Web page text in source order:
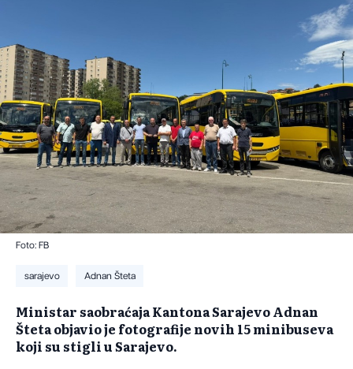
Foto: FB
sarajevo Adnan Šteta
Ministar saobraćaja Kantona Sarajevo Adnan
Šteta objavio je fotografije novih 15 minibuseva
koji su stigli u Sarajevo.